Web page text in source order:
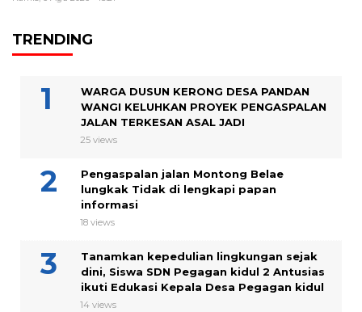
TRENDING
WARGA DUSUN KERONG DESA PANDAN
WANGI KELUHKAN PROYEK PENGASPALAN
JALAN TERKESAN ASAL JADI
25 views
Pengaspalan jalan Montong Belae
lungkak Tidak di lengkapi papan
informasi
18 views
Tanamkan kepedulian lingkungan sejak
dini, Siswa SDN Pegagan kidul 2 Antusias
ikuti Edukasi Kepala Desa Pegagan kidul
14 views